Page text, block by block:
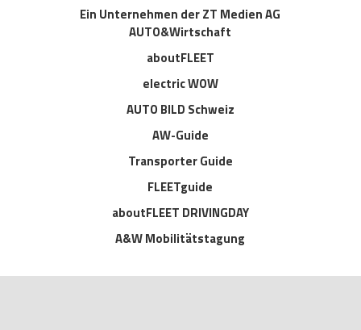
Ein Unternehmen der ZT Medien AG
AUTO&Wirtschaft
aboutFLEET
electric WOW
AUTO BILD Schweiz
AW-Guide
Transporter Guide
FLEETguide
aboutFLEET DRIVINGDAY
A&W Mobilitätstagung